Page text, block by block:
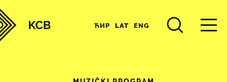
ЋИР LAT ENG